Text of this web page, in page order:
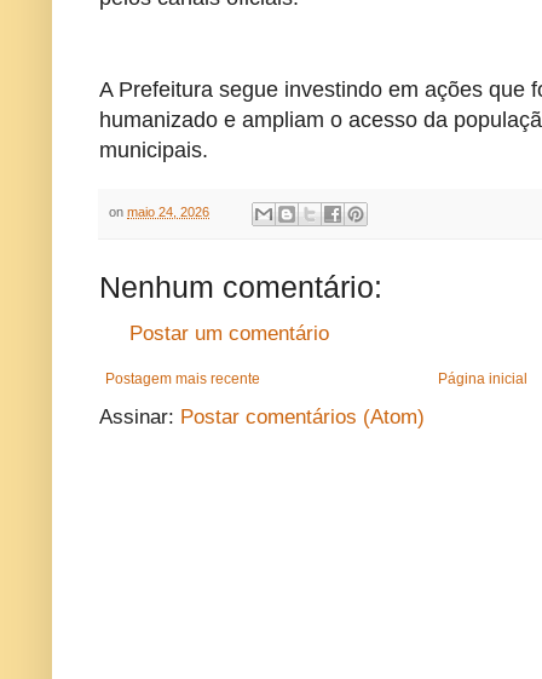
A Prefeitura segue investindo em ações que
humanizado e ampliam o acesso da
municipais.
onmaio 24, 2026
Nenhum comentário:
Postar um comentário
Postagem mais recente Página inicial
Assinar: Postar comentários (Atom)